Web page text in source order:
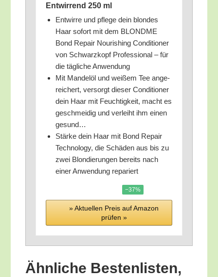
Ent­wir­rend 250 ml
Ent­wir­re und pfle­ge dein blon­des
Haar sofort mit dem BLONDME
Bond Repair Nou­ris­hing Con­di­tio­ner
von Schwarz­kopf Pro­fes­sio­nal – für
die täg­li­che Anwendung
Mit Man­del­öl und wei­ßem Tee ange­
rei­chert, ver­sorgt die­ser Con­di­tio­ner
dein Haar mit Feuch­tig­keit, macht es
geschmei­dig und ver­leiht ihm einen
gesund…
Stär­ke dein Haar mit Bond Repair
Tech­no­lo­gy, die Schä­den aus bis zu
zwei Blon­die­run­gen bereits nach
einer Anwen­dung repariert
−37%
» Aktu­el­len Preis auf Ama­zon
prü­fen »
Ähn­li­che Bes­ten­lis­ten,